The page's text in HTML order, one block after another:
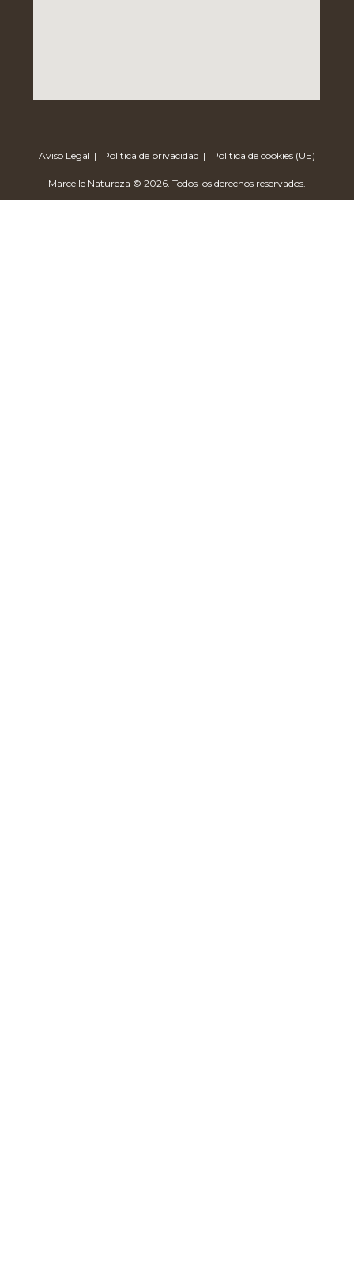
Aviso Legal Política de privacidad Política de cookies (UE)
Marcelle Natureza © 2026. Todos los derechos reservados.